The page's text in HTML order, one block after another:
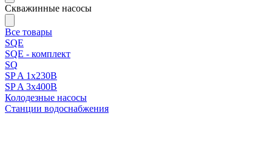
Скважинные насосы
Все товары
SQE
SQE - комплект
SQ
SP A 1x230В
SP A 3x400В
Колодезные насосы
Станции водоснабжения